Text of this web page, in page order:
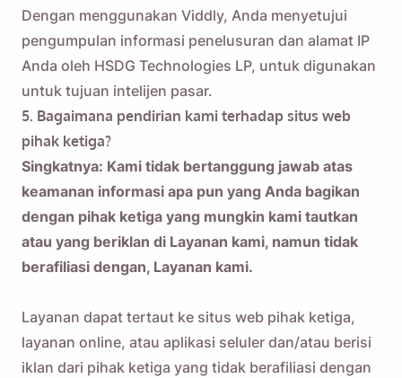
Dengan menggunakan Viddly, Anda menyetujui
pengumpulan informasi penelusuran dan alamat IP
Anda oleh HSDG Technologies LP, untuk digunakan
untuk tujuan intelijen pasar.
5. Bagaimana pendirian kami terhadap situs web
pihak ketiga?
Singkatnya: Kami tidak bertanggung jawab atas
keamanan informasi apa pun yang Anda bagikan
dengan pihak ketiga yang mungkin kami tautkan
atau yang beriklan di Layanan kami, namun tidak
berafiliasi dengan, Layanan kami.
Layanan dapat tertaut ke situs web pihak ketiga,
layanan online, atau aplikasi seluler dan/atau berisi
iklan dari pihak ketiga yang tidak berafiliasi dengan